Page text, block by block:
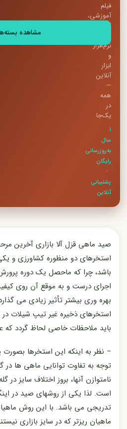
فیلم
آموزشی،
کتاب
نرم‌افزار
و
ابزار
آنلاین
—
همه
در
یک‌جا
۱
سال
به‌روزرسانی
رایگان
·
پشتیبانی
آنلاین
مشاهده
صید ماهی قزل آلا بازاری آخرین
استخرهای دو منظوره کشاورزی و
باشد، چرا که ماحصل یک دوره
اجرای درست و به موقع آن روی
بهره وری بیشتر تأثیر زیادی می
استخرهای ذخیره غیر تیپ شیلات
باید ملاحظات خاصی لحاظ گردد که
– نظر به اینکه این استخرها بصورت
توجه به تفاوت توانایی ماهی ها در
نامتوازن آنها، بروز اختلاف سایز
است. لذا یکی از روشهای صید در
تدریجی می باشد. با این روش
ماهیان ریزتر که در سایز بازاری